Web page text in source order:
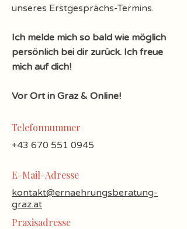
unseres Erstgesprächs-Termins.
Ich melde mich so bald wie möglich
persönlich bei dir zurück. Ich freue
mich auf dich!
Vor Ort in Graz & Online!
Telefonnummer
+43 670 551 0945
​E-Mail-Adresse
kontakt@ernaehrungsberatung-
graz.at
Praxisadresse